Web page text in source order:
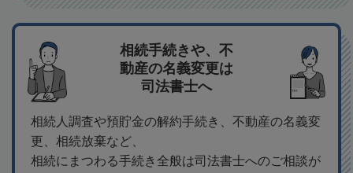
相続手続きや、不
動産の名義変更は
司法書士へ
相続人調査や預貯金の解約手続き、不動産の名義変
更、相続放棄など、
相続にまつわる手続き全般は司法書士へのご相談が